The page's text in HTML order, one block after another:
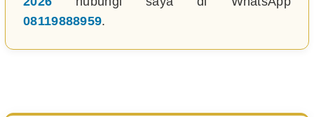
08119888959.